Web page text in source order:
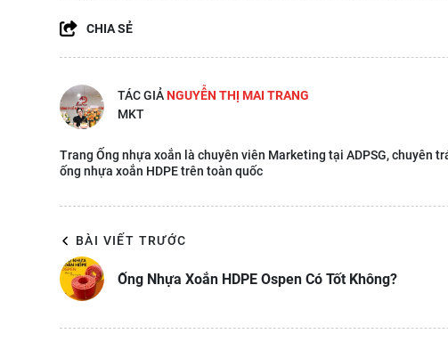
CHIA SẺ
TÁC GIẢNGUYỄN THỊ MAI TRANG
MKT
Trang Ống nhựa xoắn là chuyên viên Marketing tại ADPSG, chuyên
ống nhựa xoắn HDPE trên toàn quốc
BÀI VIẾT TRƯỚC
Ống Nhựa Xoắn HDPE Ospen Có Tốt Không?